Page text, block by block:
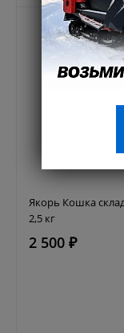
Якорь Кошка
2,5 кг
2 500 ₽